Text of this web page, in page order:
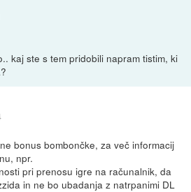
kaj ste s tem pridobili napram tistim, ki
bonus bombončke, za več informacij
npr.
pri prenosu igre na računalnik, da
in ne bo ubadanja z natrpanimi DL